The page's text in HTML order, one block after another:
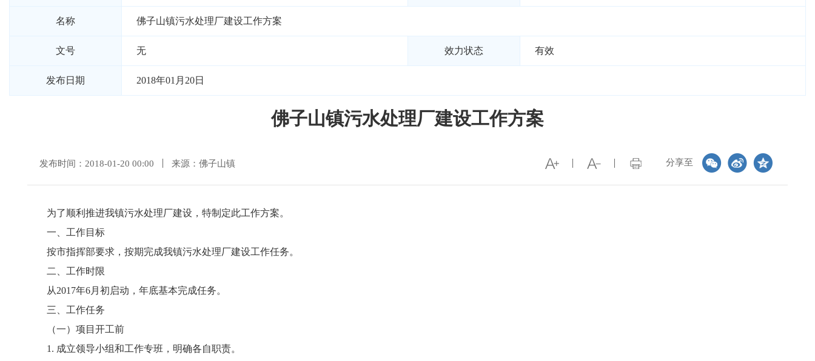
名称 佛子山镇污水处理厂建设工作方案
文号 无 效力状态 有效
发布日期 2018年01月20日
佛子山镇污水处理厂建设工作方案
分享至
发布时间：2018-01-20 00:00 来源：佛子山镇
为了顺利推进我镇污水处理厂建设，特制定此工作方案。
一、工作目标
按市指挥部要求，按期完成我镇污水处理厂建设工作任务。
二、工作时限
从2017年6月初启动，年底基本完成任务。
三、工作任务
（一）项目开工前
1. 成立领导小组和工作专班，明确各自职责。